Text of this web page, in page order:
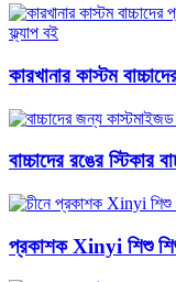
কারখানার কাস্টম
বাচ্চাদের রঙের স্টিকার
প্রকাশক Xinyi শিশু